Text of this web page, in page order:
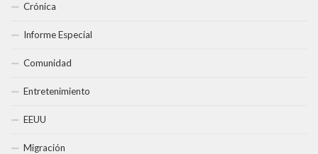
Crónica
Informe Especial
Comunidad
Entretenimiento
EEUU
Migración